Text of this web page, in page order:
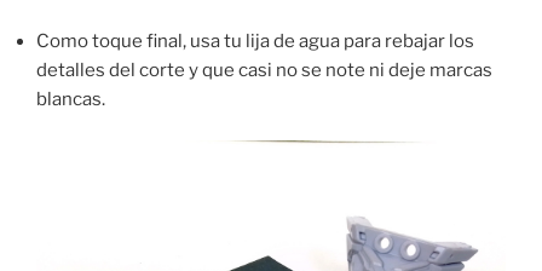
Como toque final, usa tu lija de agua para rebajar los
detalles del corte y que casi no se note ni deje marcas
blancas.